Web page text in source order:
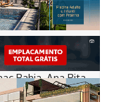
tema ”O Mundo
esta
o fomento
com rótulos de
Bahia, Ana Rita
profissional